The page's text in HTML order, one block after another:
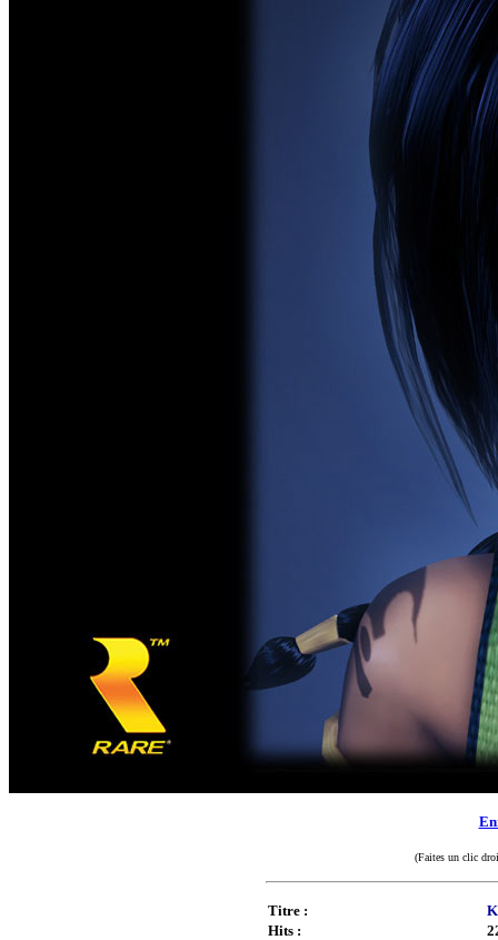
(Faites un clic
Titre :
Hits :